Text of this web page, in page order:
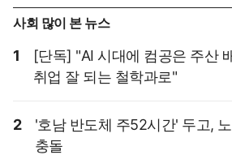
사회 많이 본 뉴스
1
[단독] "AI 시대에 컴공은 주산
취업 잘 되는 철학과로"
2
'호남 반도체 주52시간' 두고,
충돌